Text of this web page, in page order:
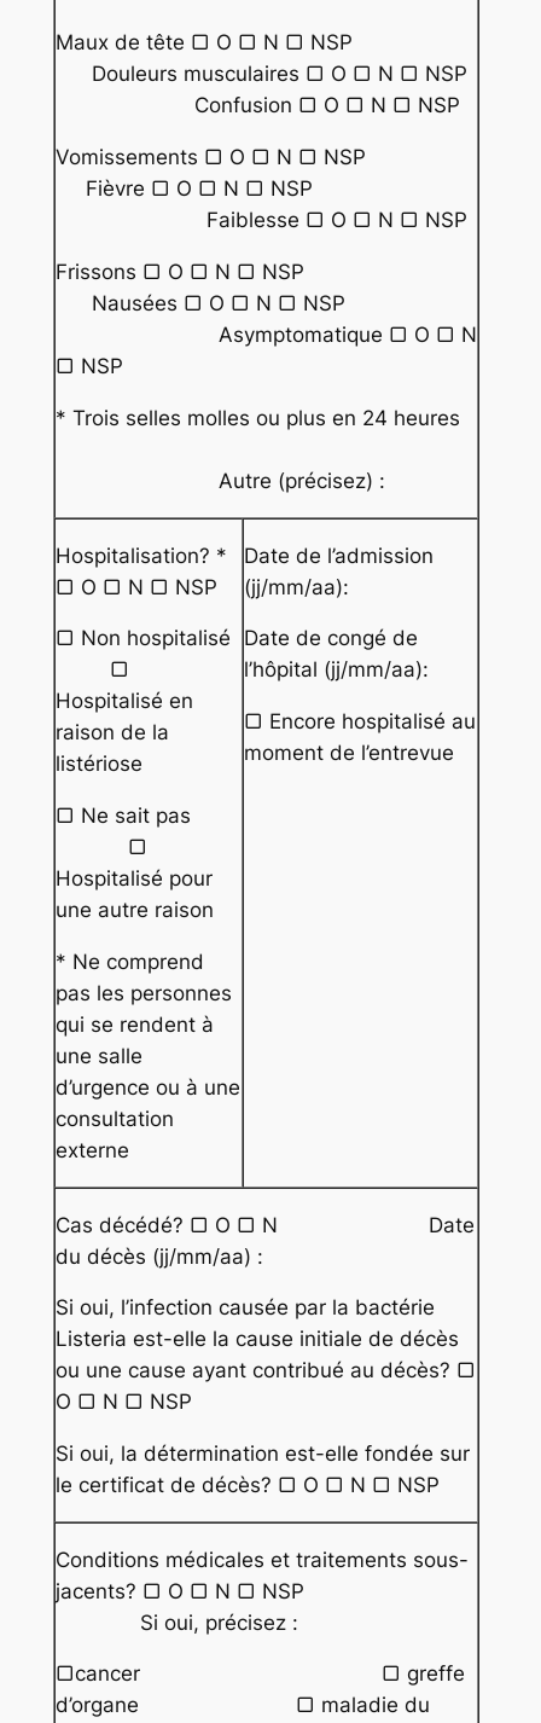
Maux de tête ▢ O ▢ N ▢ NSP
Douleurs musculaires ▢ O ▢ N ▢ NSP
Confusion ▢ O ▢ N ▢ NSP
Vomissements ▢ O ▢ N ▢ NSP
Fièvre ▢ O ▢ N ▢ NSP
Faiblesse ▢ O ▢ N ▢ NSP
Frissons ▢ O ▢ N ▢ NSP
Nausées ▢ O ▢ N ▢ NSP
Asymptomatique ▢ O ▢ N
▢ NSP
* Trois selles molles ou plus en 24 heures
Autre (précisez) :
Hospitalisation? *
▢ O ▢ N ▢ NSP
▢ Non hospitalisé
▢
Hospitalisé en
raison de la
listériose
▢ Ne sait pas
▢
Hospitalisé pour
une autre raison
* Ne comprend
pas les personnes
qui se rendent à
une salle
d’urgence ou à une
consultation
externe
Date de l’admission
(jj/mm/aa):
Date de congé de
l’hôpital (jj/mm/aa):
▢ Encore hospitalisé au
moment de l’entrevue
Cas décédé? ▢ O ▢ N Date
du décès (jj/mm/aa) :
Si oui, l’infection causée par la bactérie
Listeria est-elle la cause initiale de décès
ou une cause ayant contribué au décès? ▢
O ▢ N ▢ NSP
Si oui, la détermination est-elle fondée sur
le certificat de décès? ▢ O ▢ N ▢ NSP
Conditions médicales et traitements sous-
jacents? ▢ O ▢ N ▢ NSP
Si oui, précisez :
▢cancer ▢ greffe
d’organe ▢ maladie du